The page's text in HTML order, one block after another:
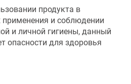
продукта в
и соблюдении
и личной гигиены, данный
опасности для здоровья